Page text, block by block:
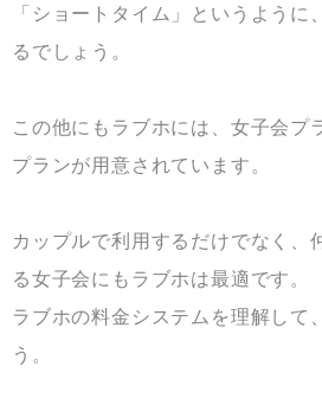
「ショートタイム」というように
るでしょう。
この他にもラブホには、女子会プ
プランが用意されています。
カップルで利用するだけでなく、
る女子会にもラブホは最適です。
ラブホの料金システムを理解して
う。